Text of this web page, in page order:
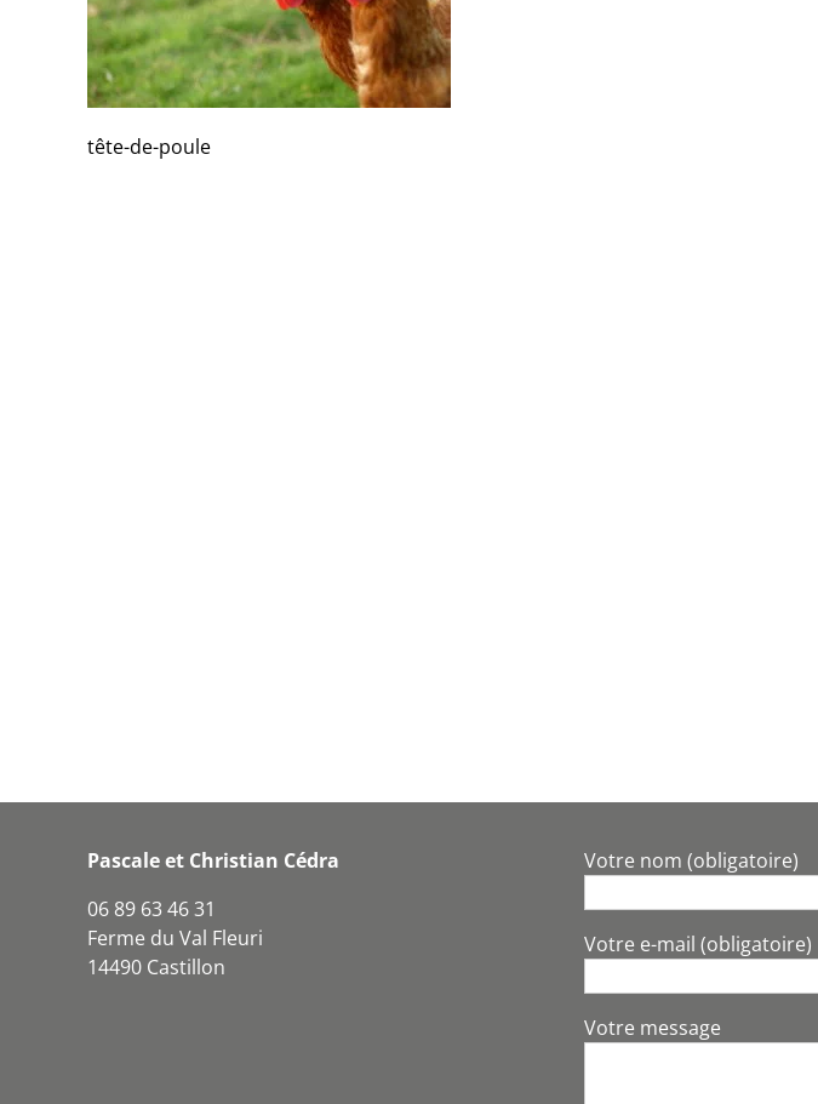
tête-de-poule
Pascale et Christian Cédra
06 89 63 46 31
Ferme du Val Fleuri
14490 Castillon
Votre nom (obligatoire)
Votre e-mail (obligatoire)
Votre message